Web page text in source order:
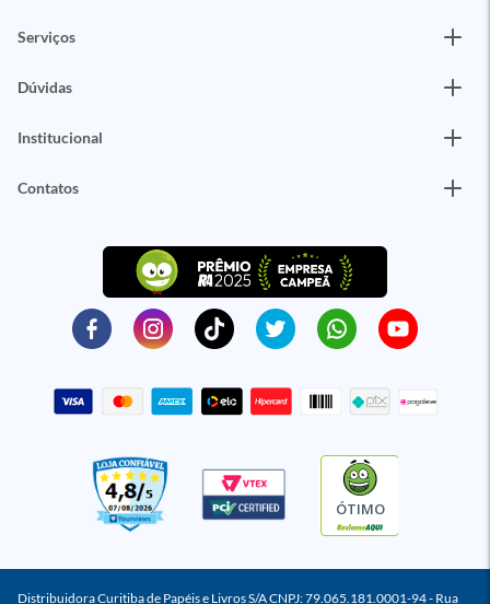
Serviços
Dúvidas
Institucional
Contatos
ÓTIMO
Distribuidora Curitiba de Papéis e Livros S/A CNPJ: 79.065.181.0001-94 - Rua